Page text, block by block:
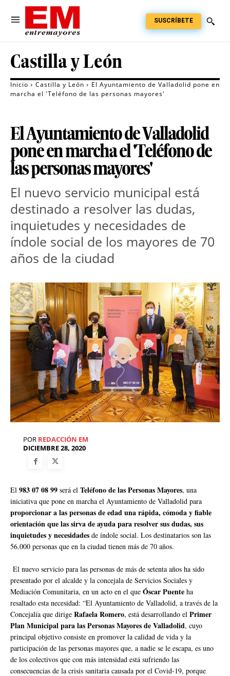
SUSCRÍBETE
Castilla y León
Inicio Castilla y León
El Ayuntamiento de Valladolid pone en
marcha el 'Teléfono de las personas mayores'
El Ayuntamiento de Valladolid
pone en marcha el 'Teléfono de
las personas mayores'
El nuevo servicio municipal está
destinado a resolver las dudas,
inquietudes y necesidades de
índole social de los mayores de 70
años de la ciudad
POR REDACCIÓN EM
DICIEMBRE 28, 2020
El 983 07 08 99 será el Teléfono de las Personas Mayores, una
iniciativa que pone en marcha el Ayuntamiento de Valladolid para
proporcionar a las personas de edad una rápida, cómoda y fiable
orientación que las sirva de ayuda para resolver sus dudas, sus
inquietudes y necesidades de índole social. Los destinatarios son las
56.000 personas que en la ciudad tienen más de 70 años.
El nuevo servicio para las personas de más de setenta años ha sido
presentado por el alcalde y la concejala de Servicios Sociales y
Mediación Comunitaria, en un acto en el que Óscar Puente ha
resaltado esta necesidad: “El Ayuntamiento de Valladolid, a través de la
Concejalía que dirige Rafaela Romero, está desarrollando el Primer
Plan Municipal para las Personas Mayores de Valladolid, cuyo
principal objetivo consiste en promover la calidad de vida y la
participación de las personas mayores que, a nadie se le escapa, es uno
de los colectivos que con más intensidad está sufriendo las
consecuencias de la crisis sanitaria causada por el Covid-19, porque